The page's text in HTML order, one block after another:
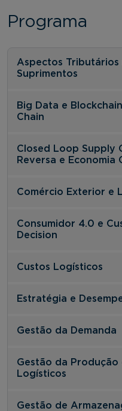
Programa
Aspectos Tributários
Suprimentos
Big Data e
Chain
Closed Loop Supply
Reversa e Economia
Comércio Exterior e
Consumidor 4.0 e
Decision
Custos Logísticos
Estratégia e
Gestão da Demanda
Gestão da Produção
Logísticos
Gestão de